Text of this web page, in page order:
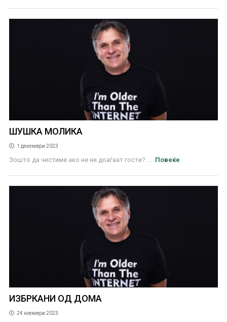
ШУШКА МОЛИКА
1 декември 2023
Зошто да чистиме ако не ни доаѓаат гости? ... Повеќе
ИЗБРКАНИ ОД ДОМА
24 ноември 2023